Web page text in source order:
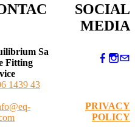
Sa
Fitting
1439 43
SOCIAL
MEDIA
PRIVACY
POLICY